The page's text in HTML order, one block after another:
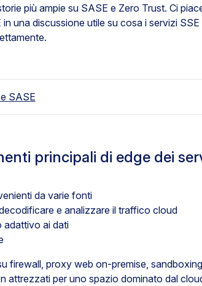
più ampie su SASE e Zero Trust. Ci
una discussione utile su cosa i servizi SSE
SASE
principali di edge dei
da varie fonti
e analizzare il traffico cloud
adattivo ai dati
firewall, proxy web on-premise,
attrezzati per uno spazio dominato dal